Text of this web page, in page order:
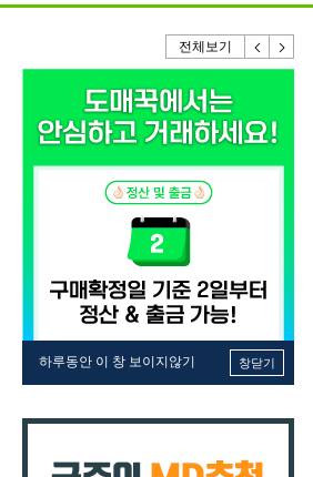
전체보기
하루동안 이 창 보이지않기 창닫기